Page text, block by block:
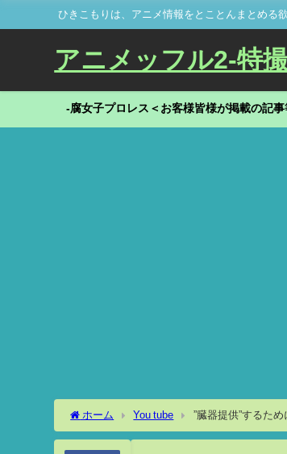
ひきこもりは、アニメ情報をとことんまとめる
アニメッフル2-特
-腐女子プロレス＜お客様皆様が掲載の記
ホーム You tube ”臓器提供”するた